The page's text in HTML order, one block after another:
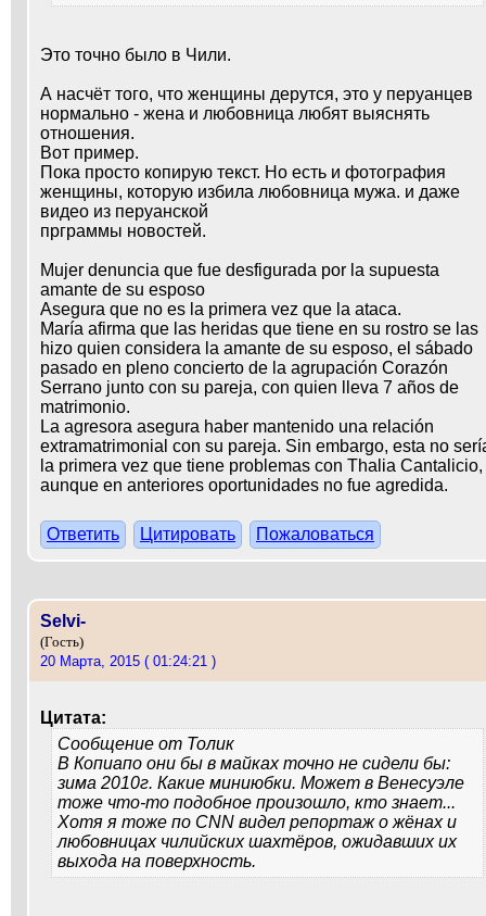
Это точно было в Чили.
А насчёт того, что женщины дерутся, это у перуанцев
нормально - жена и любовница любят выяснять
отношения.
Вот пример.
Пока просто копирую текст. Но есть и фотография
женщины, которую избила любовница мужа. и даже
видео из перуанской
прграммы новостей.
Mujer denuncia que fue desfigurada por la supuesta
amante de su esposo
Asegura que no es la primera vez que la ataca.
María afirma que las heridas que tiene en su rostro se las
hizo quien considera la amante de su esposo, el sábado
pasado en pleno concierto de la agrupación Corazón
Serrano junto con su pareja, con quien lleva 7 años de
matrimonio.
La agresora asegura haber mantenido una relación
extramatrimonial con su pareja. Sin embargo, esta no
la primera vez que tiene problemas con Thalia Cantalicio,
aunque en anteriores oportunidades no fue agredida.
Ответить Цитировать Пожаловаться
Selvi-
(Гость)
20 Марта, 2015 ( 01:24:21 )
Цитата:
Сообщение от Толик
В Копиапо они бы в майках точно не сидели бы:
зима 2010г. Какие миниюбки. Может в Венесуэле
тоже что-то подобное произошло, кто знает...
Хотя я тоже по CNN видел репортаж о жёнах и
любовницах чилийских шахтёров, ожидавших их
выхода на поверхность.